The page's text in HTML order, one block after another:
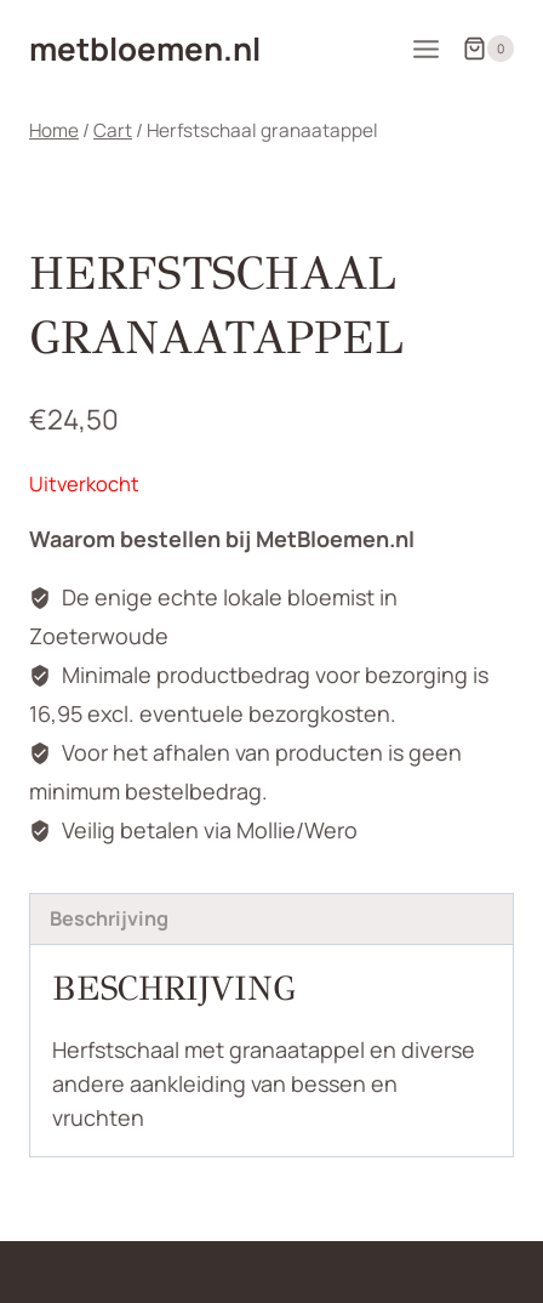
naarmetbloemen.nl 0
Home/Cart/ Herfstschaal granaatappel
HERFSTSCHAAL
GRANAATAPPEL
€24,50
Uitverkocht
Waarom bestellen bij MetBloemen.nl
De enige echte lokale bloemist in
Zoeterwoude
Minimale productbedrag voor bezorging is
16,95 excl. eventuele bezorgkosten.
Voor het afhalen van producten is geen
minimum bestelbedrag.
Veilig betalen via Mollie/Wero
Beschrijving
BESCHRIJVING
Herfstschaal met granaatappel en diverse
andere aankleiding van bessen en
vruchten